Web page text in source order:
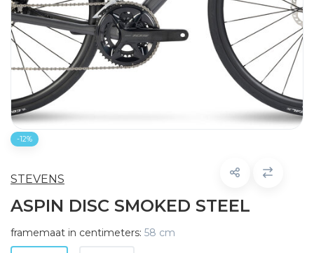
-12%
STEVENS
ASPIN DISC SMOKED STEEL
framemaat in centimeters: 58 cm